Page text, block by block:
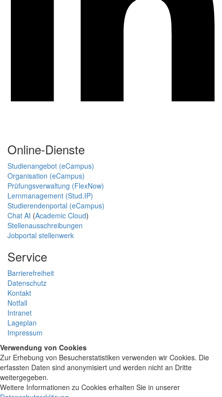
Online-Dienste
Studienangebot (eCampus)
Organisation (eCampus)
Prüfungsverwaltung (FlexNow)
Lernmanagement (Stud.IP)
Studierendenportal (eCampus)
Chat AI (Academic Cloud)
Stellenausschreibungen
Jobportal stellenwerk
Service
Barrierefreiheit
Datenschutz
Kontakt
Notfall
Intranet
Lageplan
Impressum
Verwendung von Cookies
Zur Erhebung von Besucherstatistiken verwenden wir Cookies. Die
erfassten Daten sind anonymisiert und werden nicht an Dritte
weitergegeben.
Weitere Informationen zu Cookies erhalten Sie in unserer